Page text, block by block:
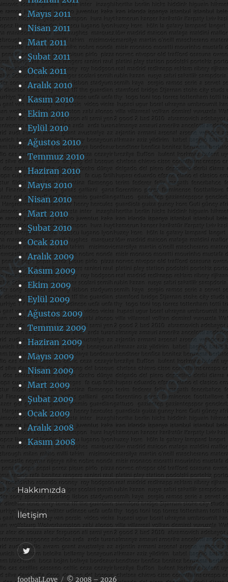
Mayıs 2011
Nisan 2011
Mart 2011
Şubat 2011
Ocak 2011
Aralık 2010
Kasım 2010
Ekim 2010
Eylül 2010
Ağustos 2010
Temmuz 2010
Haziran 2010
Mayıs 2010
Nisan 2010
Mart 2010
Şubat 2010
Ocak 2010
Aralık 2009
Kasım 2009
Ekim 2009
Eylül 2009
Ağustos 2009
Temmuz 2009
Haziran 2009
Mayıs 2009
Nisan 2009
Mart 2009
Şubat 2009
Ocak 2009
Aralık 2008
Kasım 2008
Hakkımızda
İletişim
@footballove
footbaLLove © 2008 – 2026